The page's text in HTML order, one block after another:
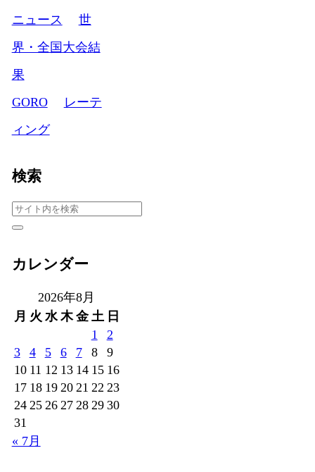
ニュース
世
界・全国大会結
果
GORO
レーテ
ィング
検索
カレンダー
2026年8月
月 火 水 木 金 土 日
1
2
3
4 5 6 7 8
9
10 11 12 13 14 15 16
17 18 19 20 21 22 23
24 25 26 27 28 29 30
31
« 7月